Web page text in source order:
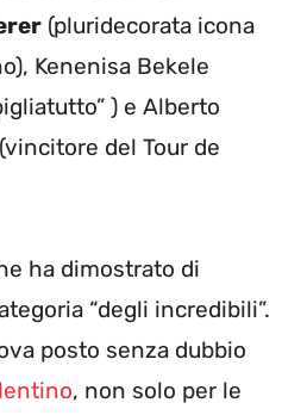
(pluridecorata icona
Kenenisa Bekele
) e Alberto
del Tour de
ha dimostrato di
“degli incredibili”.
posto senza dubbio
, non solo per le